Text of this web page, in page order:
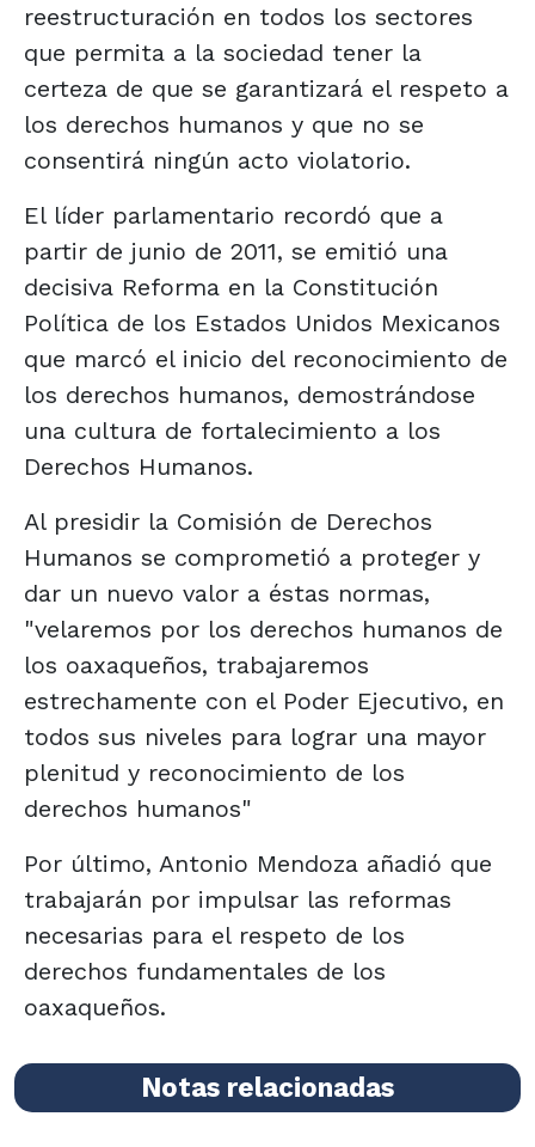
reestructuración en todos los sectores
que permita a la sociedad tener la
certeza de que se garantizará el respeto a
los derechos humanos y que no se
consentirá ningún acto violatorio.
El líder parlamentario recordó que a
partir de junio de 2011, se emitió una
decisiva Reforma en la Constitución
Política de los Estados Unidos Mexicanos
que marcó el inicio del reconocimiento de
los derechos humanos, demostrándose
una cultura de fortalecimiento a los
Derechos Humanos.
Al presidir la Comisión de Derechos
Humanos se comprometió a proteger y
dar un nuevo valor a éstas normas,
"velaremos por los derechos humanos de
los oaxaqueños, trabajaremos
estrechamente con el Poder Ejecutivo, en
todos sus niveles para lograr una mayor
plenitud y reconocimiento de los
derechos humanos"
Por último, Antonio Mendoza añadió que
trabajarán por impulsar las reformas
necesarias para el respeto de los
derechos fundamentales de los
oaxaqueños.
Notas relacionadas